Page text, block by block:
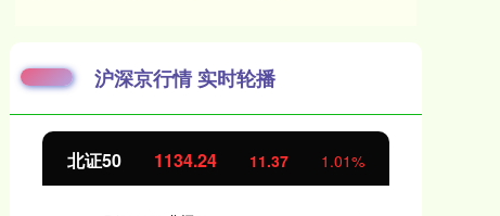
沪深京行情 实时轮播
北证50 1134.24 11.37 1.01%